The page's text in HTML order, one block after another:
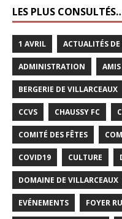
LES PLUS
1 AVRIL ACTUALITÉS
ADMINISTRATION
BERGERIE DE VILLARCEAUX
CCVS CHAUSSY FC
COMITÉ DES FÊTES
COVID19 CULTURE
DOMAINE DE VILLARCEAUX
EVÉNEMENTS FOYER